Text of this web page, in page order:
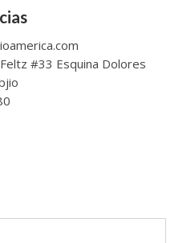
#33 Esquina Dolores